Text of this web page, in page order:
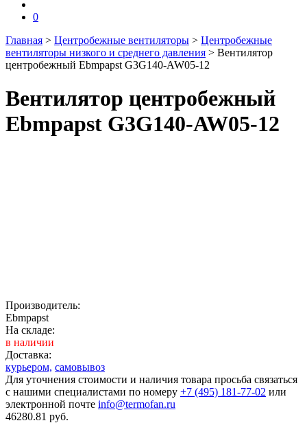
0
Главная > Центробежные вентиляторы > Центробежные
вентиляторы низкого и среднего давления > Вентилятор
центробежный Ebmpapst G3G140-AW05-12
Вентилятор центробежный
Ebmpapst G3G140-AW05-12
Производитель:
Ebmpapst
На складе:
в наличии
Доставка:
курьером, самовывоз
Для уточнения стоимости и наличия товара просьба связаться
с нашими специалистами по номеру +7 (495) 181-77-02 или
электронной почте info@termofan.ru
46280.81 руб.